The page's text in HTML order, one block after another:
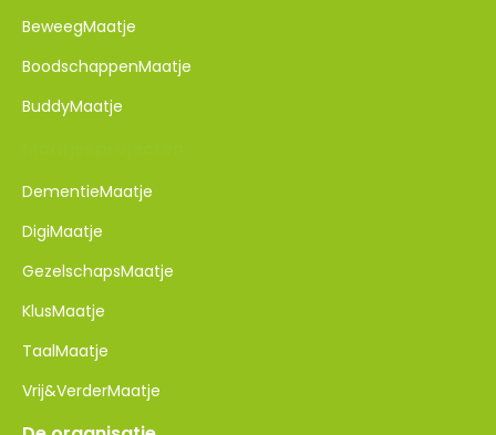
BeweegMaatje
BoodschappenMaatje
BuddyMaatje
DementieMaatje​
DigiMaatje
GezelschapsMaatje
KlusMaatje
TaalMaatje
Vrij&VerderMaatje